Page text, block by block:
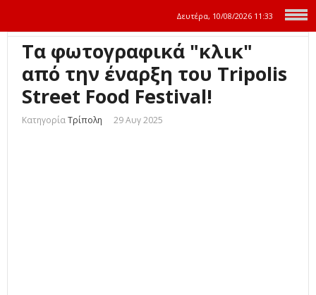
Δευτέρα, 10/08/2026 11:33
Τα φωτογραφικά "κλικ"
από την έναρξη του Tripolis
Street Food Festival!
ΚατηγορίαΤρίπολη 29 Αυγ 2025